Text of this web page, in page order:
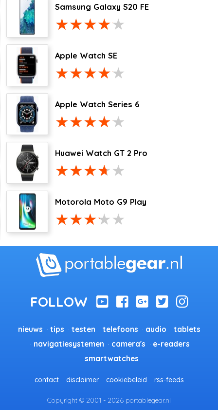
Samsung Galaxy S20 FE
Apple Watch SE
Apple Watch Series 6
Huawei Watch GT 2 Pro
Motorola Moto G9 Play
nieuws tips testen telefoons audio
tablets
navigatiesystemen
camera's
e-readers
smartwatches
contact disclaimer cookiebeleid rss-feeds
Copyright © 2001 - 2026 portablegear.nl